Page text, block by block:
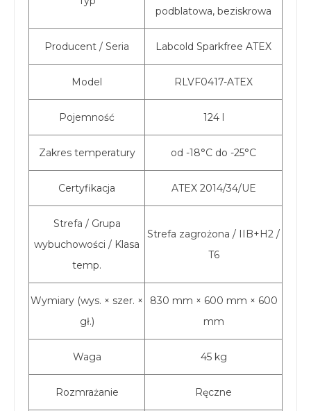
podblatowa, beziskrowa
Producent / Seria Labcold Sparkfree ATEX
Model RLVF0417-ATEX
Pojemność 124 l
Zakres temperatury od -18°C do -25°C
Certyfikacja ATEX 2014/34/UE
Strefa / Grupa
wybuchowości / Klasa
temp.
Strefa zagrożona / IIB+H2 /
T6
Wymiary (wys. × szer. ×
gł.)
830 mm × 600 mm × 600
mm
Waga 45 kg
Rozmrażanie Ręczne